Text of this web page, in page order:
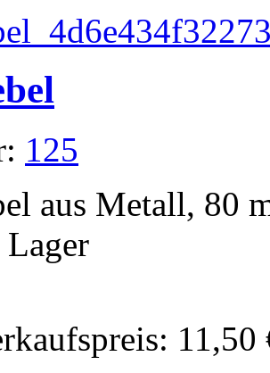
125
aus Metall, 80
11,50